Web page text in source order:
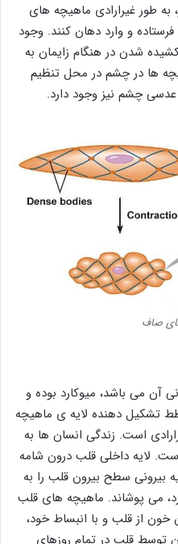
به طور غیرارادی ماهیچه های
و وارد دهان کنند. وجود
شدن در هنگام زایمان به
ها در چشم در محل تنظیم
چشم نیز وجود دارد.
صاف
آن می باشد، میوکارد بوده و
تشکیل دهنده لایه ی ماهیچه
است. زندگی انسان ها به
لایه داخلی قلب درون شامه
بیرونی سطح بیرون قلب را به
می پوشاند. ماهیچه های قلب
خون از قلب و با انبساط خود،
توسط قلب در تمام روزهای